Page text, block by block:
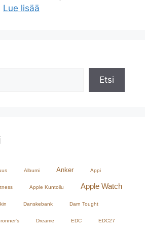
Lue lisää
Etsi
Albumi Anker Appi
Apple Kuntoilu Apple Watch
Danskebank Darn Tought
Dreame EDC EDC27